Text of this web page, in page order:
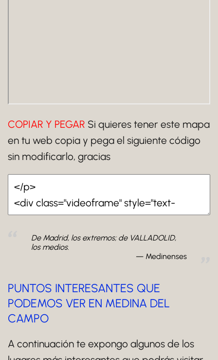
COPIAR Y PEGAR Si quieres tener este mapa
en tu web copia y pega el siguiente código
sin modificarlo, gracias
De Madrid, los extremos; de VALLADOLID,
los medios.
Medinenses
PUNTOS INTERESANTES QUE
PODEMOS VER EN MEDINA DEL
CAMPO
A continuación te expongo algunos de los